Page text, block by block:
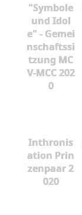
"Symbole
und Idol
e" - Gemei
nschaftssi
tzung MC
V-MCC 202
0
Inthronis
ation Prin
zenpaar 2
020